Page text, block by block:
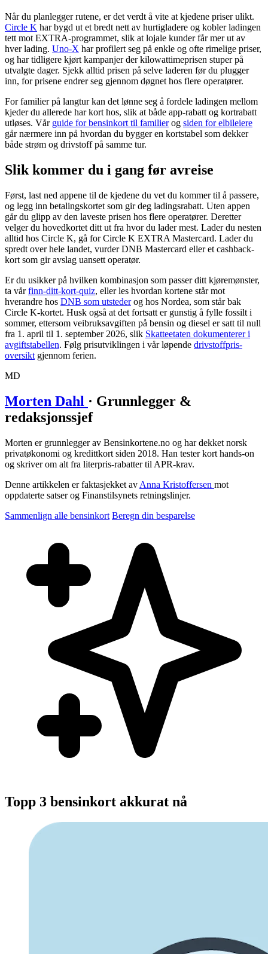
Når du planlegger rutene, er det verdt å vite at kjedene priser ulikt.
Circle K har bygd ut et bredt nett av hurtigladere og kobler ladingen
tett mot EXTRA-programmet, slik at lojale kunder får mer ut av
hver lading. Uno-X har profilert seg på enkle og ofte rimelige priser,
og har tidligere kjørt kampanjer der kilowattimeprisen stuper på
utvalgte dager. Sjekk alltid prisen på selve laderen før du plugger
inn, for prisene endrer seg gjennom døgnet hos flere operatører.
For familier på langtur kan det lønne seg å fordele ladingen mellom
kjeder du allerede har kort hos, slik at både app-rabatt og kortrabatt
utløses. Vår guide for bensinkort til familierog siden for elbileiere
går nærmere inn på hvordan du bygger en kortstabel som dekker
både strøm og drivstoff på samme tur.
Slik kommer du i gang før avreise
Først, last ned appene til de kjedene du vet du kommer til å passere,
og legg inn betalingskortet som gir deg ladingsrabatt. Uten appen
går du glipp av den laveste prisen hos flere operatører. Deretter
velger du hovedkortet ditt ut fra hvor du lader mest. Lader du nesten
alltid hos Circle K, gå for Circle K EXTRA Mastercard. Lader du
spredt over hele landet, vurder DNB Mastercard eller et cashback-
kort som gir avslag uansett operatør.
Er du usikker på hvilken kombinasjon som passer ditt kjøremønster,
ta vårfinn-ditt-kort-quiz, eller les hvordan kortene står mot
hverandre hos DNB som utstederog hos Nordea, som står bak
Circle K-kortet. Husk også at det fortsatt er gunstig å fylle fossilt i
sommer, ettersom veibruksavgiften på bensin og diesel er satt til null
fra 1. april til 1. september 2026, slik Skatteetaten dokumenterer i
avgiftstabellen. Følg prisutviklingen i vår løpende drivstoffpris-
oversikt gjennom ferien.
MD
Morten Dahl · Grunnlegger &
redaksjonssjef
Morten er grunnlegger av Bensinkortene.no og har dekket norsk
privatøkonomi og kredittkort siden 2018. Han tester kort hands-on
og skriver om alt fra literpris-rabatter til APR-krav.
Denne artikkelen er faktasjekket av Anna Kristoffersen mot
oppdaterte satser og Finanstilsynets retningslinjer.
Sammenlign alle bensinkort Beregn din besparelse
Topp 3 bensinkort akkurat nå